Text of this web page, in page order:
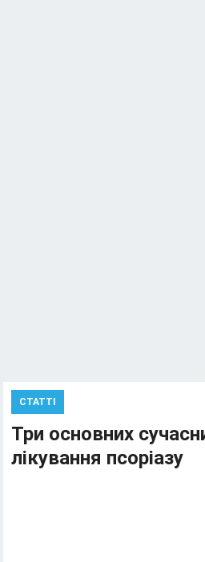
СТАТТІ
Три основних
лікування псоріазу